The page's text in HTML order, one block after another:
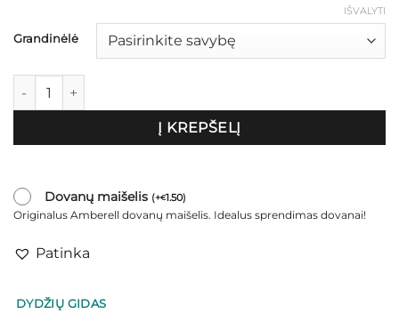
€19.00
Grandinėlė
IŠVALYTI
produkto kiekis: Skaidrus pakabukas "Drop"
Į KREPŠELĮ
Dovanų maišelis (+€1.50)
Originalus Amberell dovanų maišelis. Idealus sprendimas dovanai!
Patinka
DYDŽIŲ GIDAS